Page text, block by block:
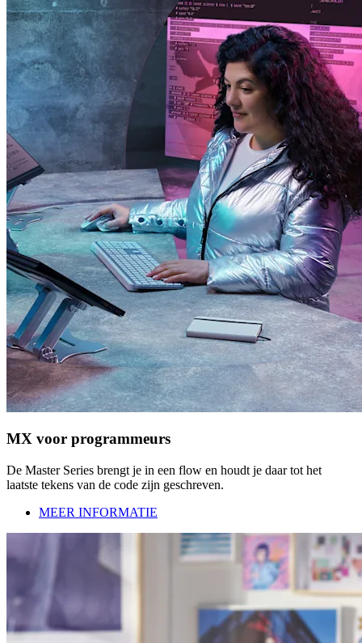
MX voor programmeurs
De Master Series brengt je in een flow en houdt je daar tot het
laatste tekens van de code zijn geschreven.
MEER INFORMATIE